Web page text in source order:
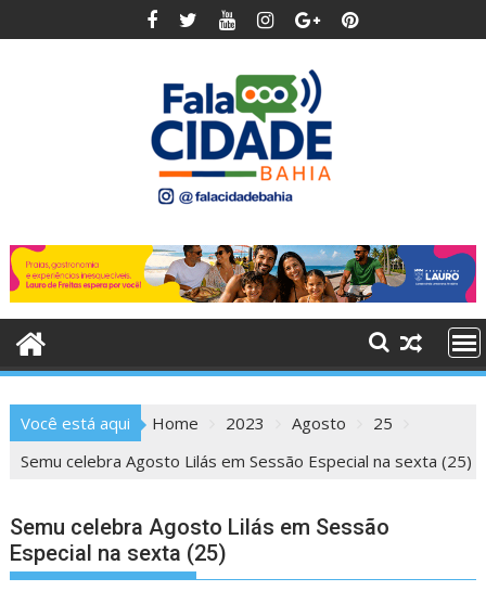
to
Você está aqui Home 2023 Agosto
25
Semu celebra Agosto Lilás em Sessão Especial na sexta (25)
Semu celebra Agosto Lilás em Sessão
Especial na sexta (25)